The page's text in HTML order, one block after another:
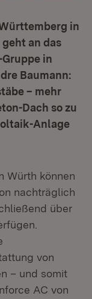
in
an das
in
Baumann:
– mehr
Dach so zu
Anlage
Würth können
nachträglich
über
von
– und somit
AC von